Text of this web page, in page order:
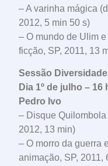
– A varinha mágica
2012, 5 min 50 s)
– O mundo de Ulim
ficção, SP, 2011, 13
Sessão
Dia 1º de julho –
Pedro Ivo
– Disque
2012, 13 min)
– O morro da guerra
animação, SP, 2011,